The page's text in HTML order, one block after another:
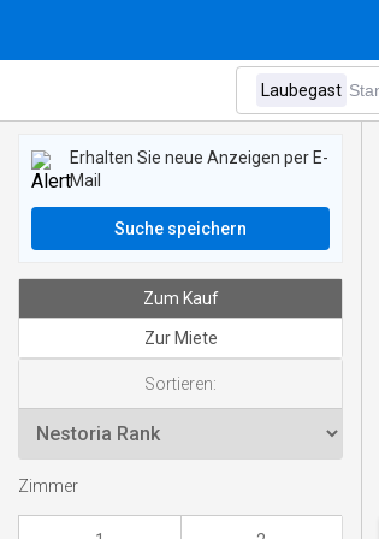
Erhalten Sie neue Anzeigen per E-
Mail
Suche speichern
Zum Kauf
Zur Miete
Sortieren:
Zimmer